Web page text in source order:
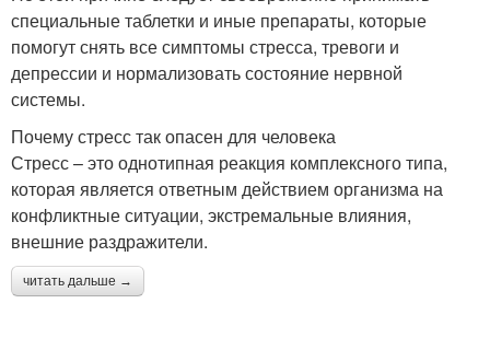
специальные таблетки и иные препараты, которые
помогут снять все симптомы стресса, тревоги и
депрессии и нормализовать состояние нервной
системы.
Почему стресс так опасен для человека
Стресс – это однотипная реакция комплексного типа,
которая является ответным действием организма на
конфликтные ситуации, экстремальные влияния,
внешние раздражители.
читать дальше →